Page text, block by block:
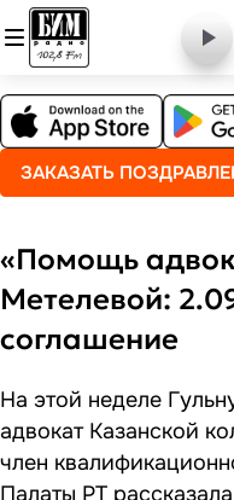
ЗАКАЗАТЬ
«Помощь
Метелевой:
соглашение
На этой неделе
адвокат Казанской
член
Палаты РТ